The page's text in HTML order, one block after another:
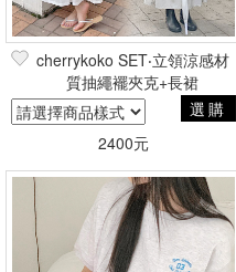
cherrykoko SET‧立領涼感材
質抽繩襬夾克+長裙
選購
2400元